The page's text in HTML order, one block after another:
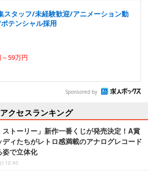
スタッフ/未経験歓迎/アニメーション動
テンシャル採用
59万円
Sponsored by
アクセスランキング
ストーリー」新作一番くじが発売決定！A賞
ディたちがレトロ感満載のアナログレコード
姿で立体化
) 12:40